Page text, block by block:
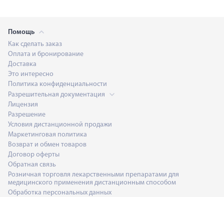
Помощь
Как сделать заказ
Оплата и бронирование
Доставка
Это интересно
Политика конфиденциальности
Разрешительная документация
Лицензия
Разрешение
Условия дистанционной продажи
Маркетинговая политика
Возврат и обмен товаров
Договор оферты
Обратная связь
Розничная торговля лекарственными препаратами для
медицинского применения дистанционным способом
Обработка персональных данных